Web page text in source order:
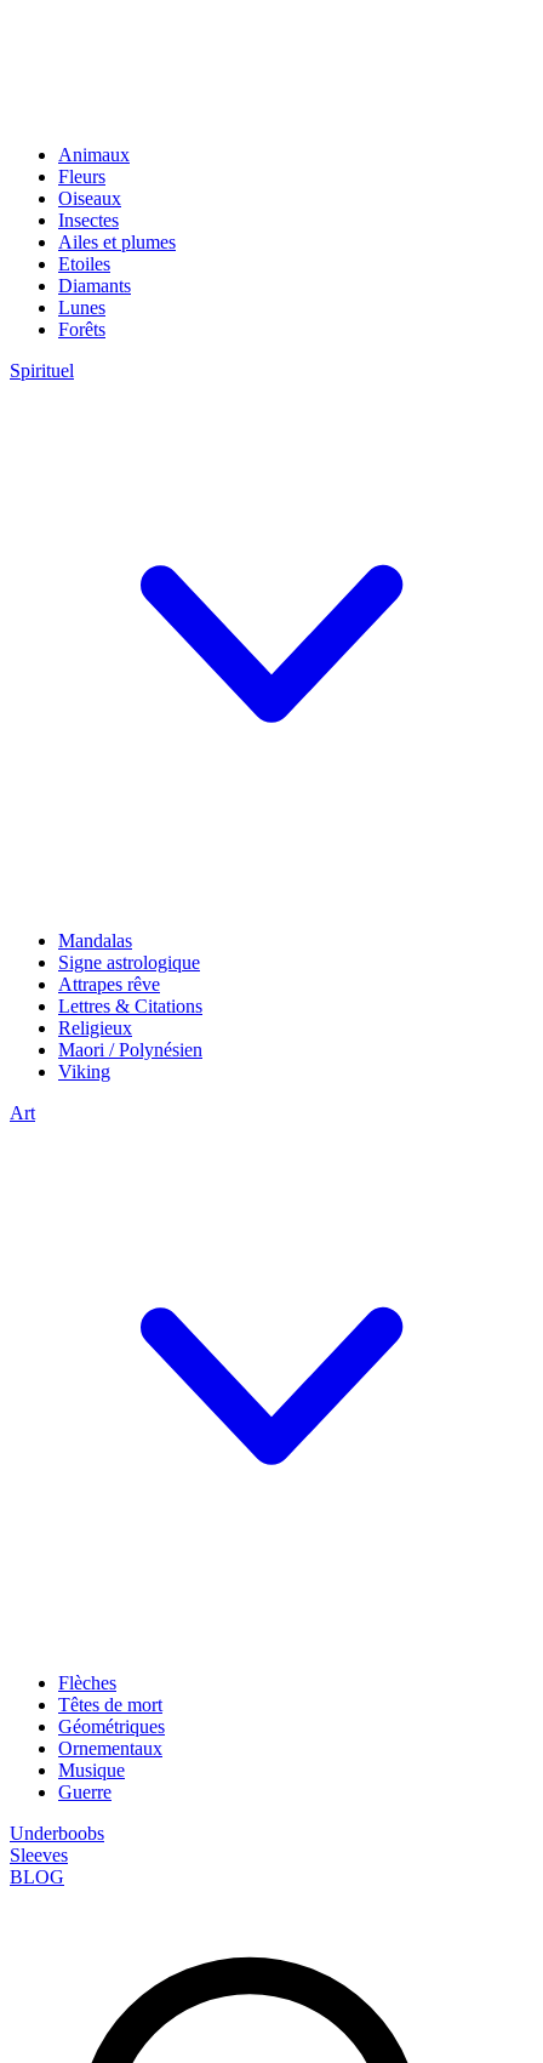
Animaux
Fleurs
Oiseaux
Insectes
Ailes et plumes
Etoiles
Diamants
Lunes
Forêts
Spirituel
Mandalas
Signe astrologique
Attrapes rêve
Lettres & Citations
Religieux
Maori / Polynésien
Viking
Art
Flèches
Têtes de mort
Géométriques
Ornementaux
Musique
Guerre
Underboobs
Sleeves
BLOG